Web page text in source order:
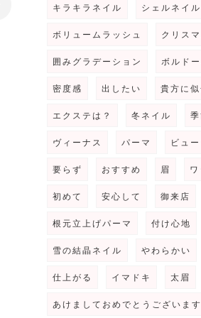
キラキラネイル シェルネイル
ボリュームラッシュ クリス
囲みグラデーション ボルド
密度感 出したい 貴方に似
エクステは？ 冬ネイル
ヴィーナス パーマ ビュ
要らず おすすめ 眉
初めて 安心して 御来店
根元立上げパーマ 付け心地
雪の結晶ネイル やわらかい
仕上がる イマドキ 太眉
あけましておめでとうございます